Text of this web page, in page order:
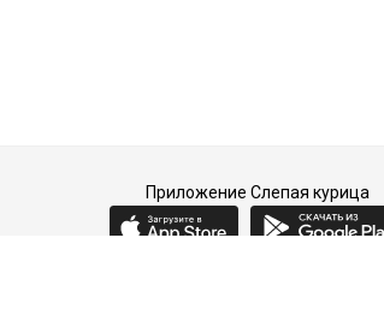
Приложение Слепая курица